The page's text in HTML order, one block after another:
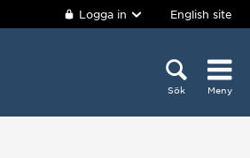
Logga in English site
Sök Meny